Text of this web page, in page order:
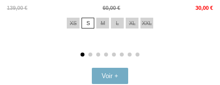
139,00 €
Prix
60,00 € 30,00 €
Prix
XS S M L XL XXL
Voir +